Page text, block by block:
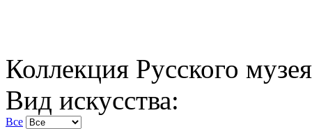
Коллекция Русского музея
Вид искусства:
Все